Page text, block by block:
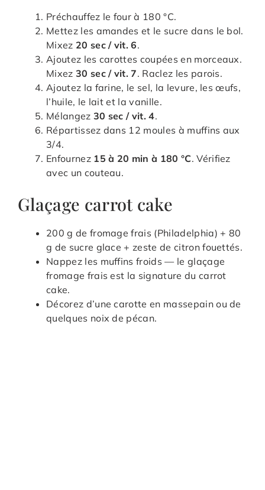
Préchauffez le four à 180 °C.
Mettez les amandes et le sucre dans le bol.
Mixez 20 sec / vit. 6.
Ajoutez les carottes coupées en morceaux.
Mixez 30 sec / vit. 7. Raclez les parois.
Ajoutez la farine, le sel, la levure, les œufs,
l’huile, le lait et la vanille.
Mélangez 30 sec / vit. 4.
Répartissez dans 12 moules à muffins aux
3/4.
Enfournez 15 à 20 min à 180 °C. Vérifiez
avec un couteau.
Glaçage carrot cake
200 g de fromage frais (Philadelphia) + 80
g de sucre glace + zeste de citron fouettés.
Nappez les muffins froids — le glaçage
fromage frais est la signature du carrot
cake.
Décorez d’une carotte en massepain ou de
quelques noix de pécan.